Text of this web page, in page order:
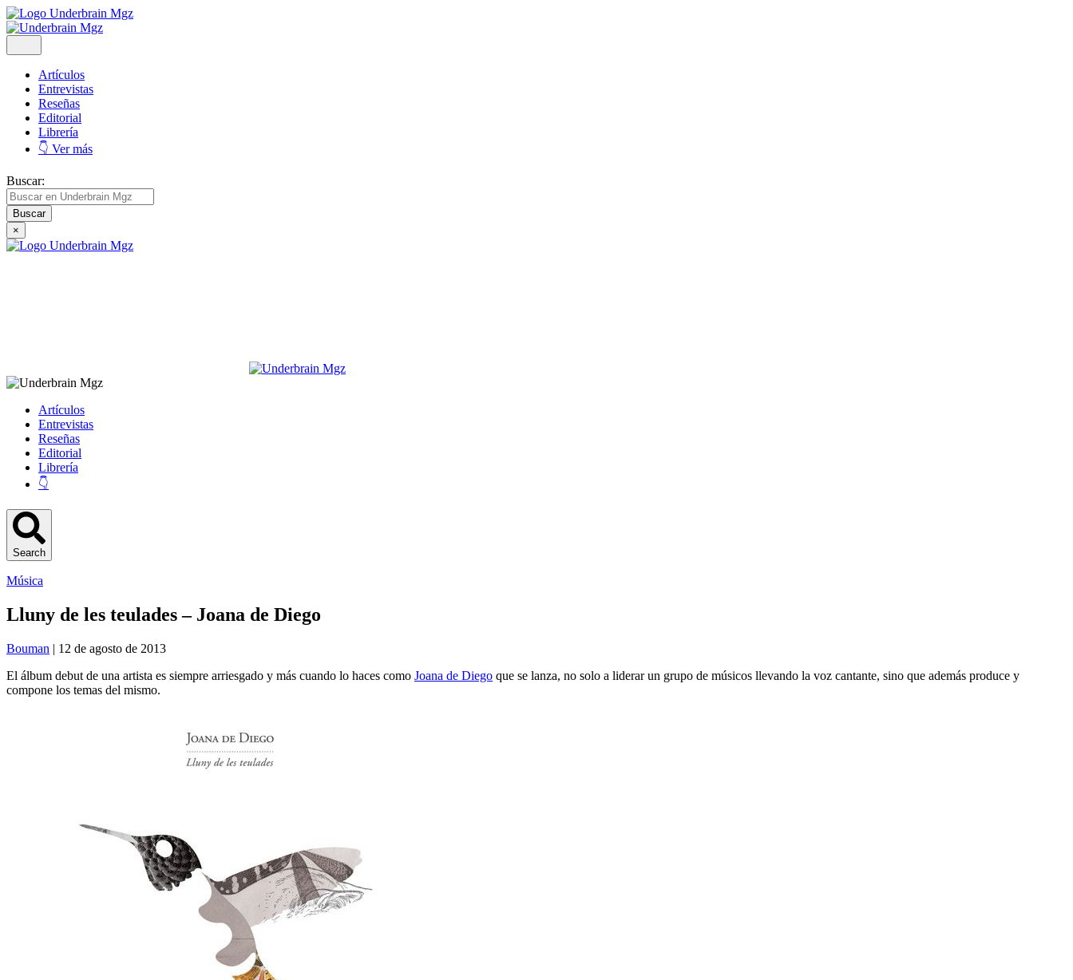
Artículos
Entrevistas
Reseñas
Editorial
Librería
👇 Ver más
Buscar:
×
Artículos
Entrevistas
Reseñas
Editorial
Librería
👇
Search
Música
Lluny de les teulades – Joana de Diego
Bouman | 12 de agosto de 2013
El álbum debut de una artista es siempre arriesgado y más cuando lo haces como Joana de Diego que se lanza, no solo a liderar un grupo de músicos llevando la voz cantante, sino que además produce y
compone los temas del mismo.